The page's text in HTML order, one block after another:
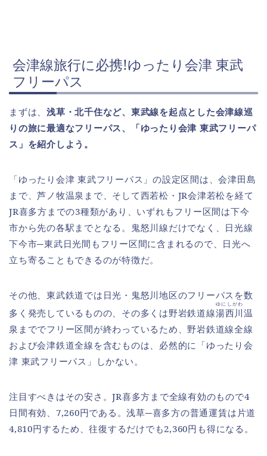
会津線旅行に必携!ゆったり会津 東武
フリーパス
まずは、浅草・北千住など、東武線を起点とした会津線巡
りの旅に最適なフリーパス、「ゆったり会津 東武フリーパ
ス」を紹介しよう。
「ゆったり会津 東武フリーパス」の設定区間は、会津田島
まで、芦ノ牧温泉まで、そして西若松・JR会津若松を経て
JR喜多方までの3種類があり、いずれもフリー区間は下今
市から先の各駅までとなる。鬼怒川線だけでなく、日光線
下今市─東武日光間もフリー区間に含まれるので、日光へ
立ち寄ることもできるのが特徴だ。
その他、東武鉄道では日光・鬼怒川地区のフリーパスを数
多く発売しているものの、その多くは野岩鉄道線湯西川
ゆにしがわ
温
泉まででフリー区間が終わっているため、野岩鉄道線全線
および会津鉄道全線を含むものは、必然的に「ゆったり会
津 東武フリーパス」しかない。
注目すべきはその安さ。JR喜多方まで全線有効のもので4
日間有効、7,260円である。浅草─喜多方の普通運賃は片道
4,810円するため、往復するだけでも2,360円も得になる。